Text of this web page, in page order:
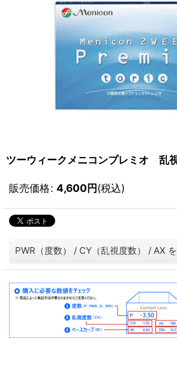
ツーウィークメニコンプレミオ 乱
販売価格: 4,600円(税込)
PWR（度数） / CY（乱視度数） / AX